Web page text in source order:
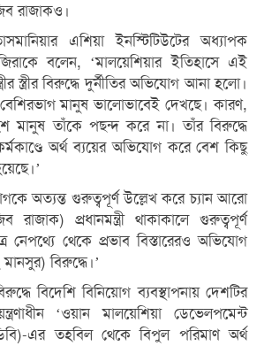
রাজাকও।
এশিয়া ইনস্টিটিউটের অধ্যাপক
বলেন, ‘মালয়েশিয়ার ইতিহাসে এই
স্ত্রীর বিরুদ্ধে দুর্নীতির অভিযোগ আনা হলো।
বেশিরভাগ মানুষ ভালোভাবেই দেখছে। কারণ,
মানুষ তাঁকে পছন্দ করে না। তাঁর বিরুদ্ধে
অর্থ ব্যয়ের অভিযোগ করে বেশ কিছু
অত্যন্ত গুরুত্বপূর্ণ উল্লেখ করে চ্যান আরো
রাজাক) প্রধানমন্ত্রী থাকাকালে গুরুত্বপূর্ণ
নেপথ্যে থেকে প্রভাব বিস্তারেরও অভিযোগ
বিরুদ্ধে।’
বিদেশি বিনিয়োগ ব্যবস্থাপনায় দেশটির
‘ওয়ান মালয়েশিয়া ডেভেলপমেন্ট
এর তহবিল থেকে বিপুল পরিমাণ অর্থ